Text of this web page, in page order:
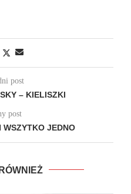
post
– KIELISZKI
post
WSZYTKO JEDNO